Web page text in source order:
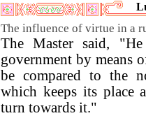
The influence of virtue in a
The Master said, "He
government by means
be compared to the
which keeps its place
turn towards it."